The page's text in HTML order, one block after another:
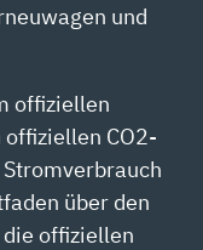
und
offiziellen
CO2-
über den
offiziellen